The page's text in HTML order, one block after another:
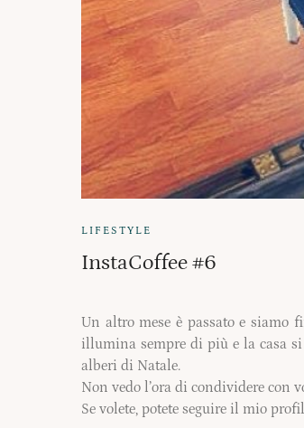
LIFESTYLE
InstaCoffee #6
Un altro mese è passato e siamo
illumina sempre di più e la casa
alberi di Natale.
Non vedo l’ora di condividere con
Se volete, potete seguire il mio